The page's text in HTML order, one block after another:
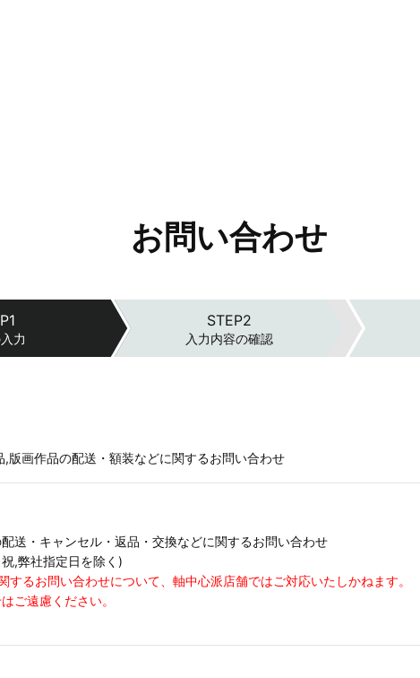
お問い合わせ
力 入力内容の確認
,版画作品の配送・額装などに関するお問い合わせ
送・キャンセル・返品・交換などに関するお問い合わせ
,弊社指定日を除く)
するお問い合わせについて、軸中心派店舗ではご対応いたしかねます。
ご遠慮ください。